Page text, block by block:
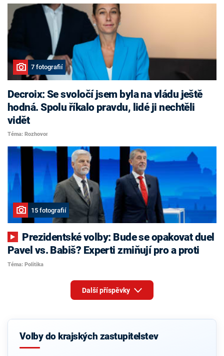
7 fotografií
Decroix: Se svoločí jsem byla na vládu ještě
hodná. Spolu říkalo pravdu, lidé ji nechtěli
vidět
Téma: Rozhovor
15 fotografií
Pavel vs. Babiš? Experti zmiňují pro a proti
Téma: Politika
Další příspěvky
Volby do krajských zastupitelstev